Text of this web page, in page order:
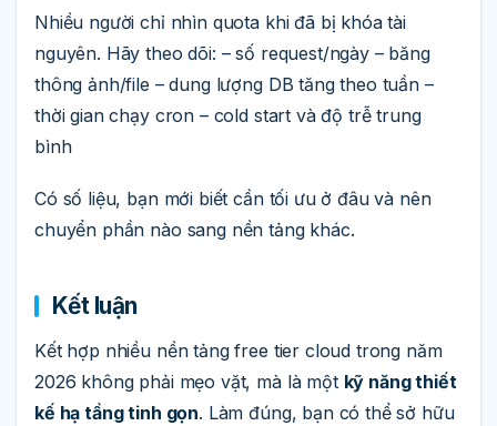
Nhiều người chỉ nhìn quota khi đã bị khóa tài
nguyên. Hãy theo dõi: – số request/ngày – băng
thông ảnh/file – dung lượng DB tăng theo tuần –
thời gian chạy cron – cold start và độ trễ trung
bình
Có số liệu, bạn mới biết cần tối ưu ở đâu và nên
chuyển phần nào sang nền tảng khác.
Kết luận
Kết hợp nhiều nền tảng free tier cloud trong năm
2026 không phải mẹo vặt, mà là một kỹ năng thiết
kế hạ tầng tinh gọn. Làm đúng, bạn có thể sở hữu